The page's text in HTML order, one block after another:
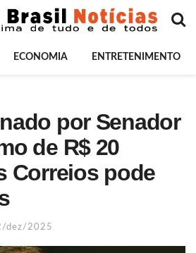
ECONOMIA ENTRETENIMENTO
por Senador
de R$ 20
Correios pode
dez/2025